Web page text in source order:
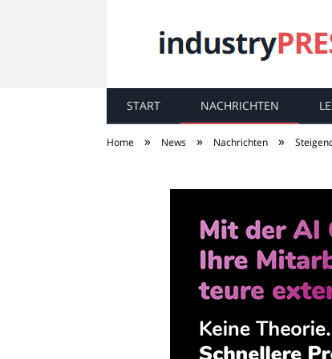
industryPRESS
START NACHRICHTEN
Home » News » Nachrichten »